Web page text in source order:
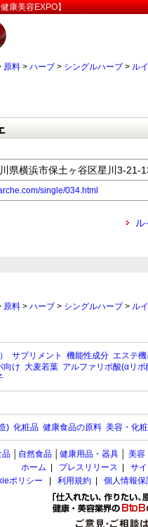
康美容EXPO】
原料 > ハーブ > シングルハーブ > ル
県横浜市保土ヶ谷区星川3-21-
single/034.html
原料 > ハーブ > シングルハーブ > ル
サプリメント 機能性成分 エステ
向け 大麦若葉 アルファリポ酸(αリポ
) 化粧品 健康食品の原料 美容・化
品 自然食品 健康用品・器具 美容
ホーム
プレスリリース
サ
ポリシー
利用規約 個人情報